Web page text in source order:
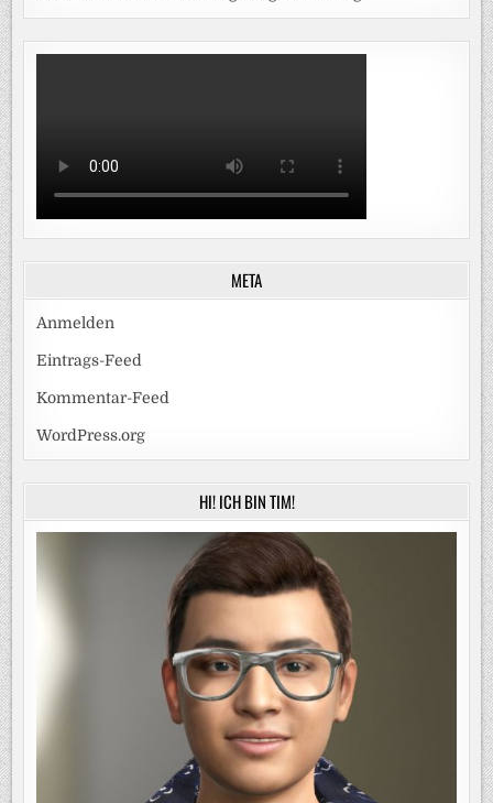
META
Anmelden
Eintrags-Feed
Kommentar-Feed
WordPress.org
HI! ICH BIN TIM!